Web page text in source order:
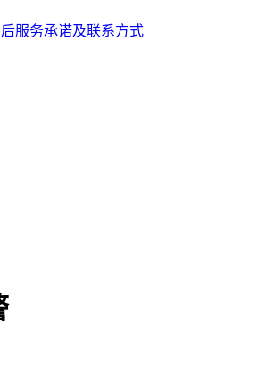
服务承诺及联系方式